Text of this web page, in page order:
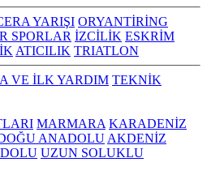
YARIŞI ORYANTİRİNG
SPORLAR İZCİLİK ESKRİM
ATICILIK TRIATLON
VE İLK YARDIM TEKNİK
MARMARA KARADENİZ
ANADOLU AKDENİZ
UZUN SOLUKLU